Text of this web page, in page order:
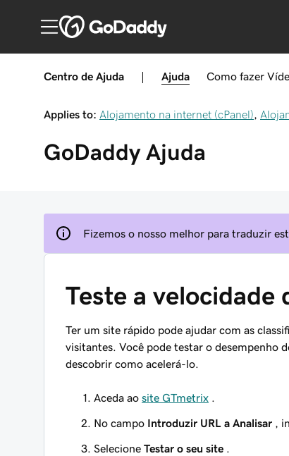
Centro de Ajuda Ajuda Como fazer
Applies to: Alojamento na internet (cPanel)
GoDaddy Ajuda
Fizemos o nosso melhor para traduzir
Teste a velocidade
Ter um site rápido pode ajudar com as
visitantes. Você pode testar o desempenho
descobrir como acelerá-lo.
Aceda ao site GTmetrix
No campo Introduzir URL a Analisar ,
Selecione Testar o seu site